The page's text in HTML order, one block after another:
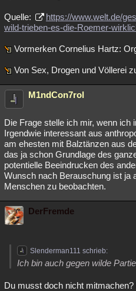
Quelle:
https://www.welt.de/
wild-trieben-es-die-Roemer-
Vormerken Cornelius Hartz:
Von Sex, Drogen und Völlerei
M1ndCon7rol
Die Frage stelle ich mir, wenn ich
Irgendwie interessant aus
am ehesten mit Balztänzen aus
das ja schon Grundlage des
potentielle Beeindrucken des
Wunsch nach Berauschung ist ja
Menschen zu beobachten.
DerFremde
Slenderman111 schrieb:
Ich bin auch gegen wilde
Du musst doch nicht